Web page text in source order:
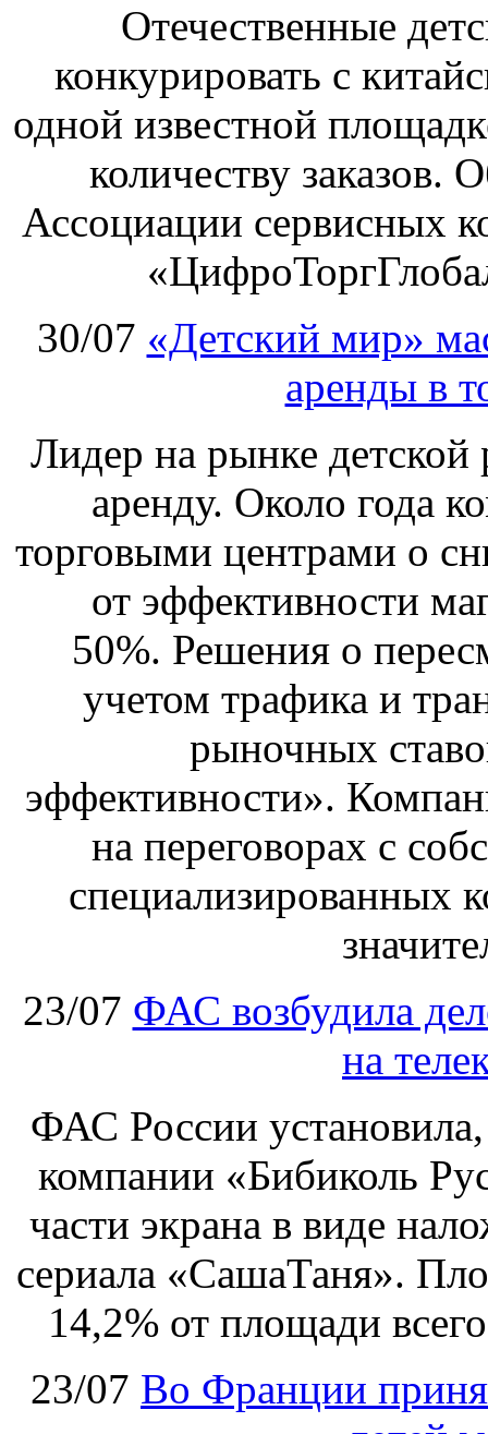
Отечественные
конкурировать с
одной известной
количеству заказов.
Ассоциации сервисных
30/07 «Детский мир»
аренды в
Лидер на рынке детской
аренду. Около года
торговыми центрами о
от эффективности
50%. Решения о
учетом трафика и
рыночных
эффективности».
на переговорах с
специализированных
23/07 ФАС возбудила
на
ФАС России установила,
компании «Бибиколь
части экрана в виде
сериала «СашаТаня».
14,2% от площади
23/07 Во Франции